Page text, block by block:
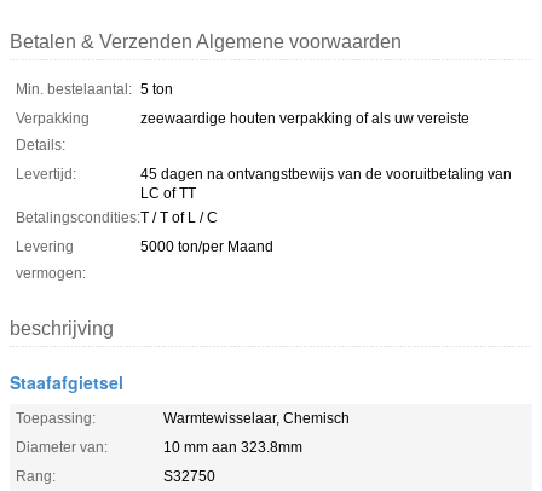
Betalen & Verzenden Algemene voorwaarden
Min. bestelaantal: 5 ton
Verpakking
Details:
zeewaardige houten verpakking of als uw vereiste
Levertijd:
45 dagen na ontvangstbewijs van de vooruitbetaling van
LC of TT
Betalingscondities:T / T of L / C
Levering
vermogen:
5000 ton/per Maand
beschrijving
Staafafgietsel
Toepassing:
Warmtewisselaar, Chemisch
Diameter van:
10 mm aan 323.8mm
Rang:
S32750